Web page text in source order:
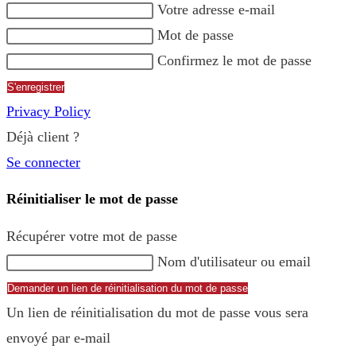
Votre adresse e-mail
Mot de passe
Confirmez le mot de passe
S'enregistrer
Privacy Policy
Déjà client ?
Se connecter
Réinitialiser le mot de passe
Récupérer votre mot de passe
Nom d'utilisateur ou email
Demander un lien de réinitialisation du mot de passe
Un lien de réinitialisation du mot de passe vous sera
envoyé par e-mail